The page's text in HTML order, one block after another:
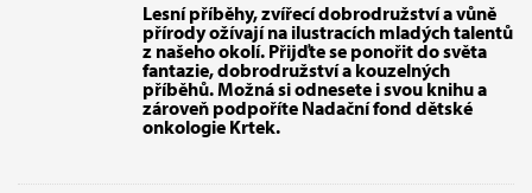
Lesní příběhy, zvířecí dobrodružství a vůně
přírody ožívají na ilustracích mladých talentů
z našeho okolí. Přijďte se ponořit do světa
fantazie, dobrodružství a kouzelných
příběhů. Možná si odnesete i svou knihu a
zároveň podpoříte Nadační fond dětské
onkologie Krtek.